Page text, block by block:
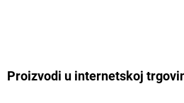
Proizvodi u internetskoj